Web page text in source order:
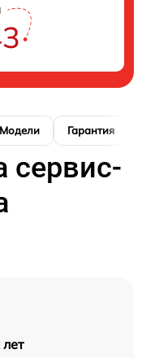
Модели Гарантия
сервис-